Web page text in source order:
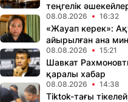
теңгелік
08.08.2026 16:32
«Жауап керек»:
айырылған ана
08.08.2026 15:21
Шавкат
қаралы хабар
08.08.2026 14:38
Tiktok-тағы